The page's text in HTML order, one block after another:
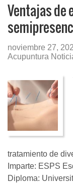
Ventajas de
noviembre 27,
Acupuntura
tratamiento de
Imparte: ESPS
Diploma: